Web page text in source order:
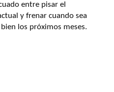
entre pisar el
y frenar cuando sea
los próximos meses.